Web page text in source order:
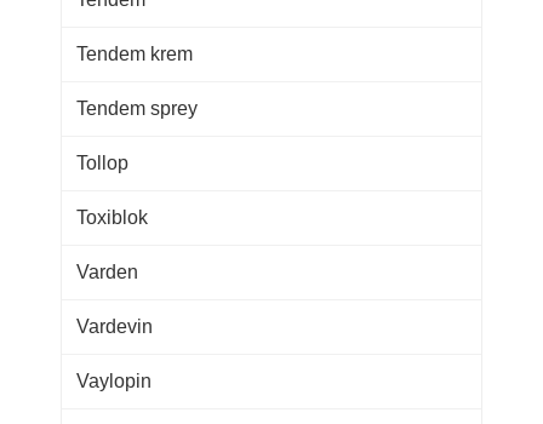
Tendem krem
Tendem sprey
Tollop
Toxiblok
Varden
Vardevin
Vaylopin